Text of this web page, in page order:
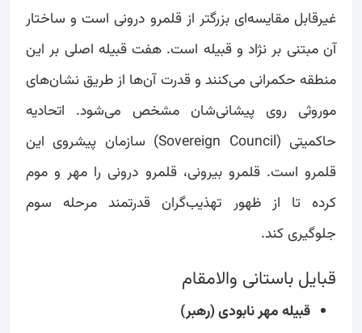
غیرقابل مقایسه‌ای بزرگتر از قلمرو درونی است و ساختار
آن مبتنی بر نژاد و قبیله است. هفت قبیله اصلی بر این
منطقه حکمرانی می‌کنند و قدرت آن‌ها از طریق نشان‌های
موروثی روی پیشانی‌شان مشخص می‌شود. اتحادیه
حاکمیتی (Sovereign Council) سازمان پیشروی این
قلمرو است. قلمرو بیرونی، قلمرو درونی را مهر و موم
کرده تا از ظهور تهذیب‌گران قدرتمند مرحله سوم
جلوگیری کند.
قبایل باستانی والامقام
قبیله مهر نابودی (رهبر)